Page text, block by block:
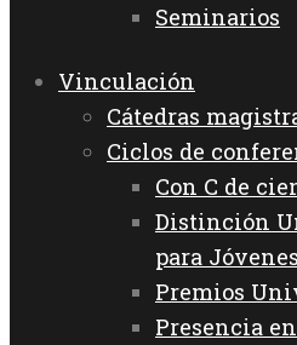
Seminarios
Vinculación
Cátedras
Ciclos de
Con C de
Distinción
para
Premios
Presencia